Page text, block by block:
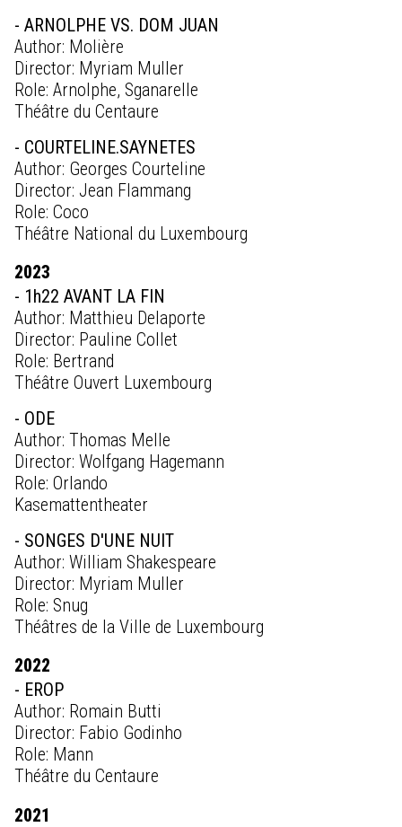
- ARNOLPHE VS. DOM JUAN
Author: Molière
Director: Myriam Muller
Role: Arnolphe, Sganarelle
Théâtre du Centaure
- COURTELINE.SAYNETES
Author: Georges Courteline
Director: Jean Flammang
Role: Coco
Théâtre National du Luxembourg
2023
- 1h22 AVANT LA FIN
Author: Matthieu Delaporte
Director: Pauline Collet
Role: Bertrand
Théâtre Ouvert Luxembourg
- ODE
Author: Thomas Melle
Director: Wolfgang Hagemann
Role: Orlando
Kasemattentheater
- SONGES D'UNE NUIT
Author: William Shakespeare
Director: Myriam Muller
Role: Snug
Théâtres de la Ville de Luxembourg
2022
- EROP
Author: Romain Butti
Director: Fabio Godinho
Role: Mann
Théâtre du Centaure
2021